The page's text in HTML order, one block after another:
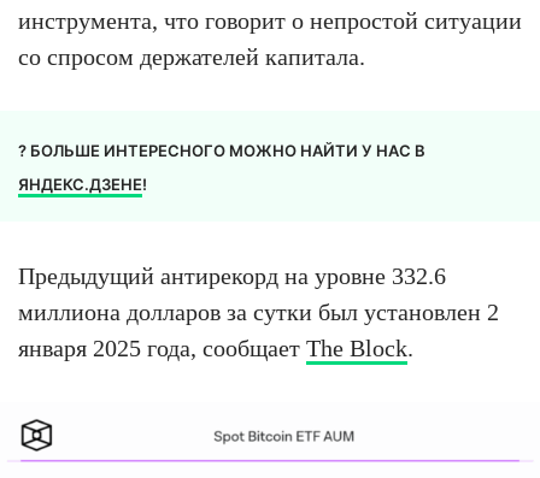
инструмента, что говорит о непростой ситуации
со спросом держателей капитала.
? БОЛЬШЕ ИНТЕРЕСНОГО МОЖНО НАЙТИ У НАС В
ЯНДЕКС.ДЗЕНЕ!
Предыдущий антирекорд на уровне 332.6
миллиона долларов за сутки был установлен 2
января 2025 года, сообщает The Block.